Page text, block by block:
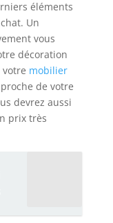
éléments
Un
vous
décoration
mobilier
de votre
devrez aussi
prix très